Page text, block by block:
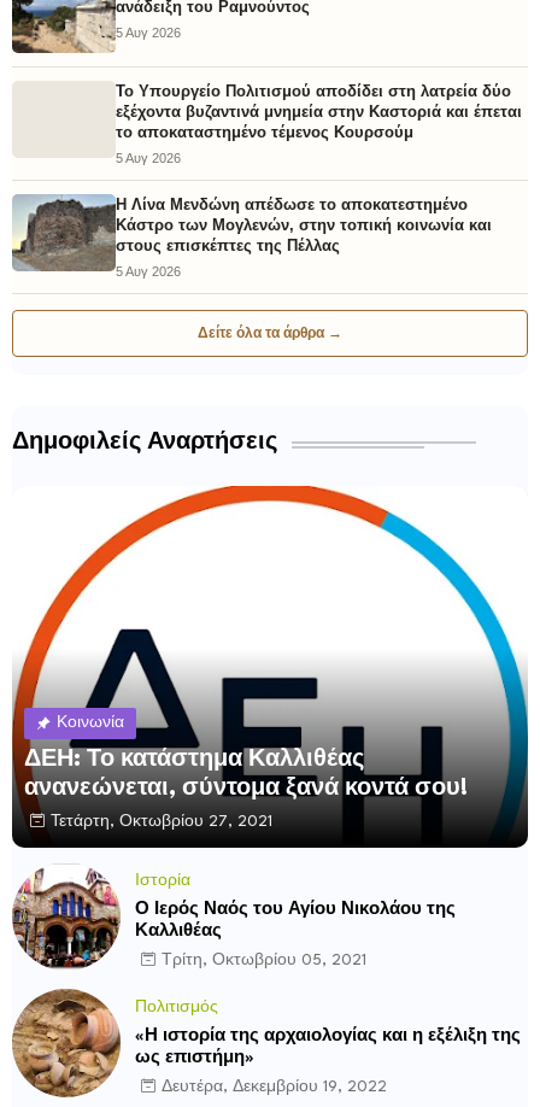
ανάδειξη του Ραμνούντος
5 Αυγ 2026
Το Υπουργείο Πολιτισμού αποδίδει στη λατρεία δύο
εξέχοντα βυζαντινά μνημεία στην Καστοριά και έπεται
το αποκαταστημένο τέμενος Κουρσούμ
5 Αυγ 2026
Η Λίνα Μενδώνη απέδωσε το αποκατεστημένο
Κάστρο των Μογλενών, στην τοπική κοινωνία και
στους επισκέπτες της Πέλλας
5 Αυγ 2026
Δείτε όλα τα άρθρα →
Δημοφιλείς Αναρτήσεις
Κοινωνία
ΔΕΗ: Το κατάστημα Καλλιθέας
ανανεώνεται, σύντομα ξανά κοντά σου!
Τετάρτη, Οκτωβρίου 27, 2021
Ιστορία
Ο Ιερός Ναός του Αγίου Νικολάου της
Καλλιθέας
Τρίτη, Οκτωβρίου 05, 2021
Πολιτισμός
«Η ιστορία της αρχαιολογίας και η εξέλιξη της
ως επιστήμη»
Δευτέρα, Δεκεμβρίου 19, 2022